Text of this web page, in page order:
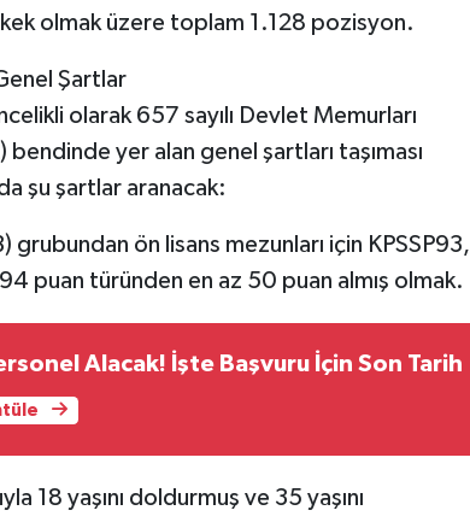
olmak üzere toplam 1.128 pozisyon.
Şartlar
olarak 657 sayılı Devlet Memurları
yer alan genel şartları taşıması
şu şartlar aranacak:
grubundan ön lisans mezunları için KPSSP93,
puan türünden en az 50 puan almış olmak.
Alacak! İşte Başvuru İçin Son Tarih
18 yaşını doldurmuş ve 35 yaşını